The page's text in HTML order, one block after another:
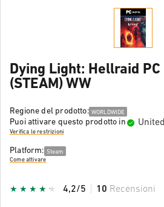
Dying Light: Hellraid PC
(STEAM) WW
Regione del prodotto: WORLDWIDE
Puoi attivare questo prodotto in
Verifica le restrizioni
Platform: Steam
Come attivare
4,2/5 10 Recensioni